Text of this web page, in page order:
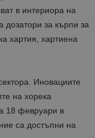
в интериора на
за кърпи за
хартия, хартиена
Иновациите
на хорека
18 февруари в
са достъпни на